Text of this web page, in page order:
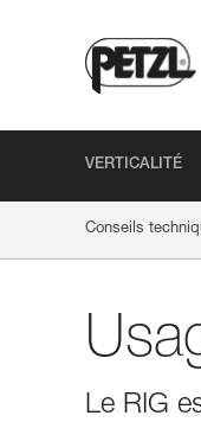
VERTICALITÉ
Conseils
Le RIG